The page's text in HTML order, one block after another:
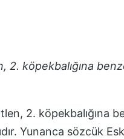
2. köpekbalığına
2. köpekbalığına
Yunanca sözcük